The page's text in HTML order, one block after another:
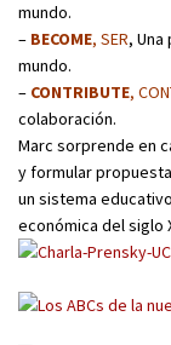
mundo.
– BECOME, SER,
mundo.
– CONTRIBUTE,
colaboración.
Marc sorprende en
y formular
un sistema
económica del siglo